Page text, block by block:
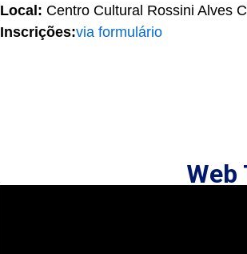
Local: Centro Cultural Rossini Alves
Inscrições:via formulário
Web